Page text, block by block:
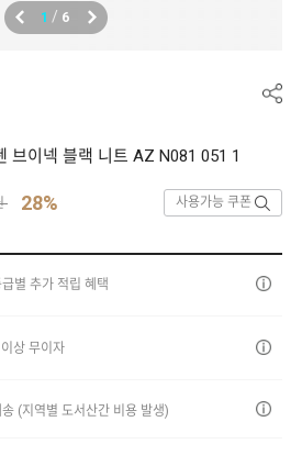
1 / 6
브이넥 블랙 니트 AZ N081 051 1
28% 사용가능 쿠폰
별 추가 적립 혜택
상 무이자
(지역별 도서산간 비용 발생)